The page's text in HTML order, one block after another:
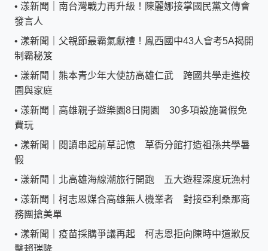
• 漾新聞｜南台灣戰力再升級！陳麗娜接掌國民黨文傳會
發言人
• 漾新聞｜父親節最霸氣獻禮！鳳西國中43人會考5A揭開
制霸秘笈
• 漾新聞｜熊本青少年大使訪高雄仁武 跨國共學走進校
園與家庭
• 漾新聞｜高雄親子遊樂園8日開園 30多項設施暑假免
費玩
• 漾新聞｜閱讀串起前草記憶 草衙分館打造祖孫共學暑
假
• 漾新聞｜北高雄海線潮旅行開跑 五大遊程深度玩漁村
• 漾新聞｜柯志恩媒合高雄無人機業者 對接亞利桑那商
務團搶美單
• 漾新聞｜疫苗採購爭議再起 柯志恩拒向陳時中道歉反
擊賴瑞隆